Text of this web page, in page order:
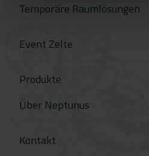
Temporäre Raumlösungen
Event Zelte
Produkte
Über Neptunus
Kontakt